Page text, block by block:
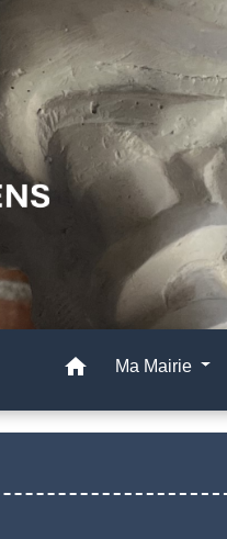
home Ma Mairie